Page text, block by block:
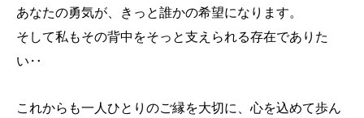
あなたの勇気が、きっと誰かの希望になります。
そして私もその背中をそっと支えられる存在でありた
い‥
これからも一人ひとりのご縁を大切に、心を込めて歩ん